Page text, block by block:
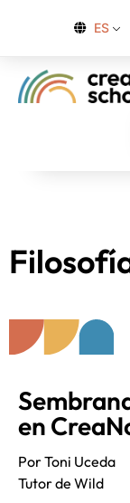
ES
en
Por Toni Uceda
Tutor de Wild